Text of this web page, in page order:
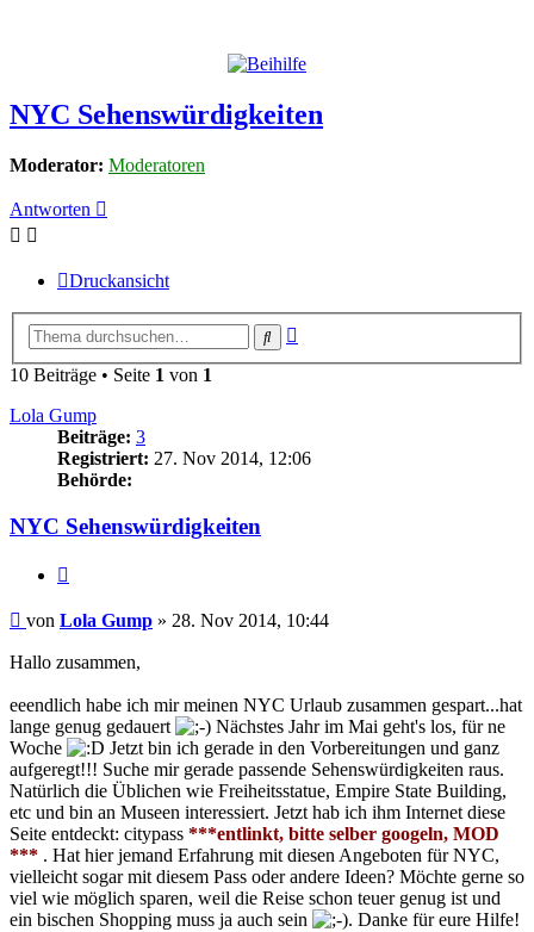
NYC Sehenswürdigkeiten
Moderator: Moderatoren
Antworten
Druckansicht
Suche
10 Beiträge • Seite 1 von 1
Lola Gump
Beiträge: 3
Registriert: 27. Nov 2014, 12:06
Behörde:
NYC Sehenswürdigkeiten
Beitrag
von Lola Gump » 28. Nov 2014, 10:44
Hallo zusammen,
eeendlich habe ich mir meinen NYC Urlaub zusammen gespart...hat
lange genug gedauert
Nächstes Jahr im Mai geht's los, für ne
Woche
Jetzt bin ich gerade in den Vorbereitungen und ganz
aufgeregt!!! Suche mir gerade passende Sehenswürdigkeiten raus.
Natürlich die Üblichen wie Freiheitsstatue, Empire State Building,
etc und bin an Museen interessiert. Jetzt hab ich ihm Internet diese
Seite entdeckt: citypass ***entlinkt, bitte selber googeln, MOD
*** . Hat hier jemand Erfahrung mit diesen Angeboten für NYC,
vielleicht sogar mit diesem Pass oder andere Ideen? Möchte gerne so
viel wie möglich sparen, weil die Reise schon teuer genug ist und
ein bischen Shopping muss ja auch sein
. Danke für eure Hilfe!